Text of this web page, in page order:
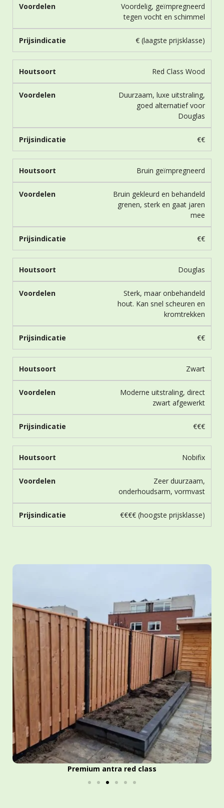
Voordelig, geïmpregneerd
tegen vocht en schimmel
€ (laagste prijsklasse)
Red Class Wood
Duurzaam, luxe uitstraling,
goed alternatief voor
Douglas
€€
Bruin geïmpregneerd
Bruin gekleurd en behandeld
grenen, sterk en gaat jaren
mee
€€
Douglas
Sterk, maar onbehandeld
hout. Kan snel scheuren en
kromtrekken
€€
Zwart
Moderne uitstraling, direct
zwart afgewerkt
€€€
Nobifix
Zeer duurzaam,
onderhoudsarm, vormvast
€€€€ (hoogste prijsklasse)
Zwarte schutting